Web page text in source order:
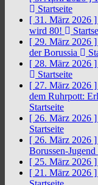
Startseite
[ 31. März 2026 ]
wird 80!
[ 29. März 2026 ]
der Borussia
[ 28. März 2026 ]
Startseite
[ 27. März 2026 ]
dem Ruhrpott:
Startseite
[ 26. März 2026 ]
Startseite
[ 26. März 2026 ]
Borussen-Jugend
[ 25. März 2026 ]
[ 21. März 2026 ]